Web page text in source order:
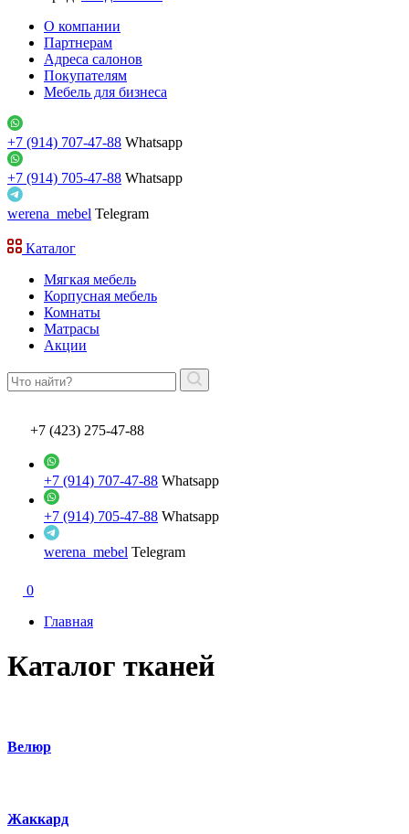
О компании
Партнерам
Адреса салонов
Покупателям
Мебель для бизнеса
+7 (914) 707-47-88 Whatsapp
+7 (914) 705-47-88 Whatsapp
werena_mebel Telegram
Каталог
Мягкая мебель
Корпусная мебель
Комнаты
Матрасы
Акции
+7 (423) 275-47-88
+7 (914) 707-47-88 Whatsapp
+7 (914) 705-47-88 Whatsapp
werena_mebel Telegram
0
Главная
Каталог тканей
Велюр
Жаккард